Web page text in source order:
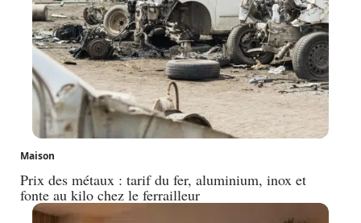
Maison
Prix des métaux : tarif du fer, aluminium, inox et
fonte au kilo chez le ferrailleur